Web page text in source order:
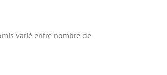
varié entre nombre de